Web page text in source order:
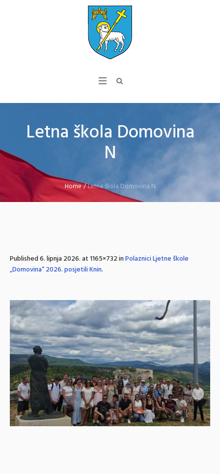
Letna škola Domovina
N
Home/Letna škola Domovina N
Published6. lipnja 2026.at 1165×732 inPolaznici Ljetne škole
„Domovina“ 2026. posjetili Knin.